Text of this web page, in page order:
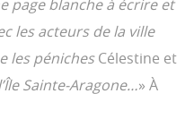
page blanche à écrire et
les acteurs de la ville
les pénichesCélestine et
Sainte-Aragone…» À